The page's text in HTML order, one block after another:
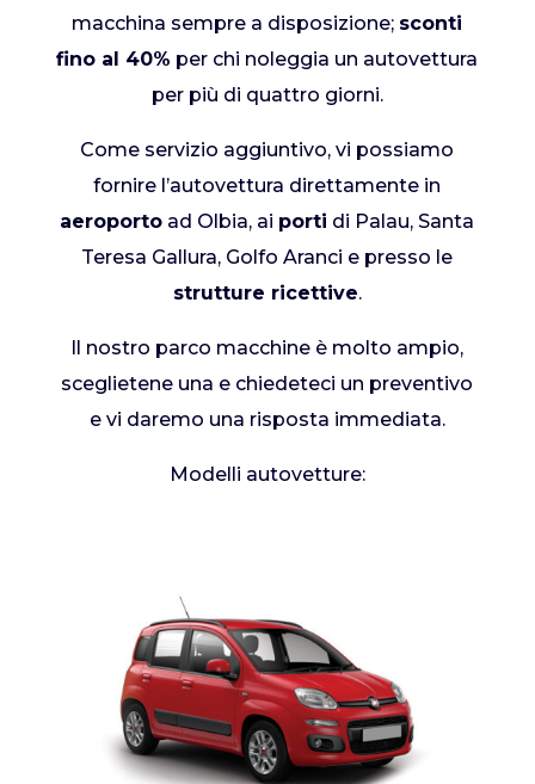
macchina sempre a disposizione; sconti
fino al 40% per chi noleggia un autovettura
per più di quattro giorni.
Come servizio aggiuntivo, vi possiamo
fornire l’autovettura direttamente in
aeroporto ad Olbia, ai porti di Palau, Santa
Teresa Gallura, Golfo Aranci e presso le
strutture ricettive.
Il nostro parco macchine è molto ampio,
sceglietene una e chiedeteci un preventivo
e vi daremo una risposta immediata.
Modelli autovetture: